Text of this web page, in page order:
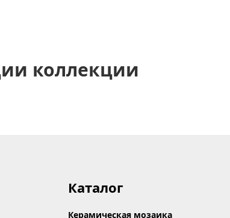
коллекции
Каталог
Керамическая мозаика